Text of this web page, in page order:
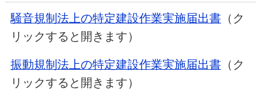
騒音規制法上の特定建設作業実施届出書（ク
リックすると開きます）
振動規制法上の特定建設作業実施届出書（ク
リックすると開きます）